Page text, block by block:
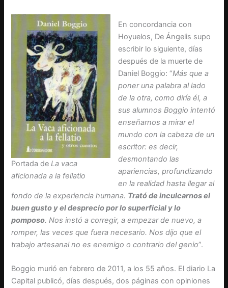
Portada de La vaca
aficionada a la fellatio
En concordancia con
Hoyuelos, De Ángelis supo
escribir lo siguiente, días
después de la muerte de
Daniel Boggio: “Más que a
poner una palabra al lado
de la otra, como diría él, a
sus alumnos Boggio intentó
enseñarnos a mirar el
mundo con la cabeza de un
escritor: es decir,
desmontando las
apariencias, profundizando
en la realidad hasta llegar al
fondo de la experiencia humana. Trató de inculcarnos el
buen gusto y el desprecio por lo superficial y lo
pomposo. Nos instó a corregir, a empezar de nuevo, a
romper, las veces que fuera necesario. Nos dijo que el
trabajo artesanal no es enemigo o contrario del genio”.
Boggio murió en febrero de 2011, a los 55 años. El diario La
Capital publicó, días después, dos páginas con opiniones